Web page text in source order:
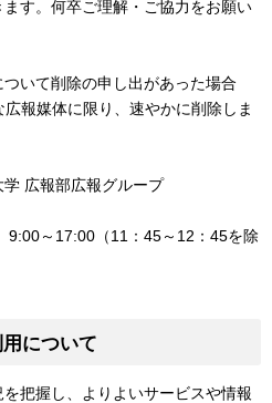
す。何卒ご理解・ご協力をお願い
いて削除の申し出があった場合
報媒体に限り、速やかに削除しま
広報部広報グループ
9:00～17:00（11：45～12：45を除
について
把握し、よりよいサービスや情報